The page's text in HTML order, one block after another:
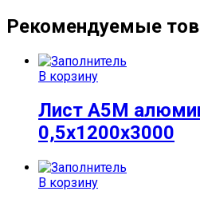
Рекомендуемые
В корзину
Лист А5М
0,5х1200х3000
В корзину